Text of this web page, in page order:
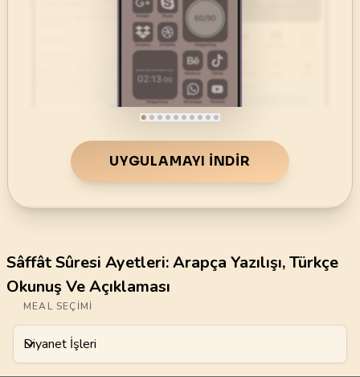
UYGULAMAYI İNDIR
Sâffât Sûresi Ayetleri: Arapça Yazılışı, Türkçe
Okunuş Ve Açıklaması
MEAL SEÇIMI
Diyanet İşleri